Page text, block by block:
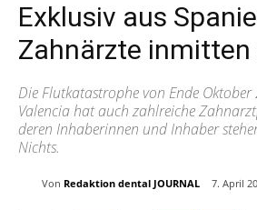
Exklusiv aus
Zahnärzte inmitten
Die Flutkatastrophe von Ende
Valencia hat auch zahlreiche
deren Inhaberinnen und Inhaber
Nichts.
Von Redaktion dental JOURNAL 7. April